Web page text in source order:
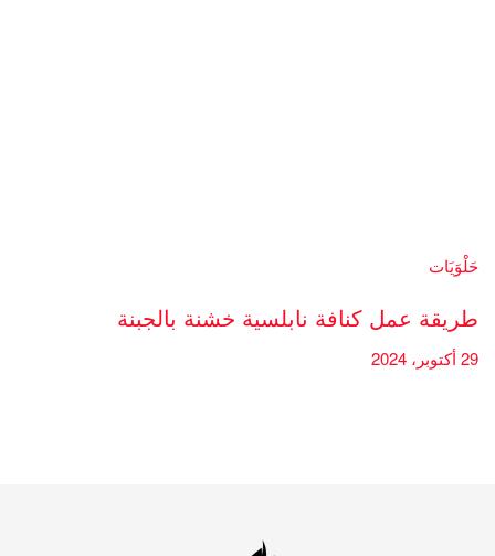
حَلْوَيَات
طريقة عمل كنافة نابلسية خشنة بالجبنة
29 أكتوبر، 2024